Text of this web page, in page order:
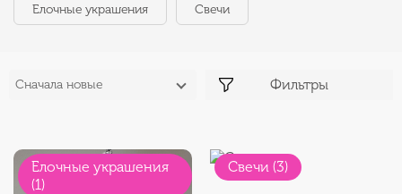
Елочные украшения Свечи
Сначала новые Фильтры
Елочные украшения
(1)
Свечи (3)